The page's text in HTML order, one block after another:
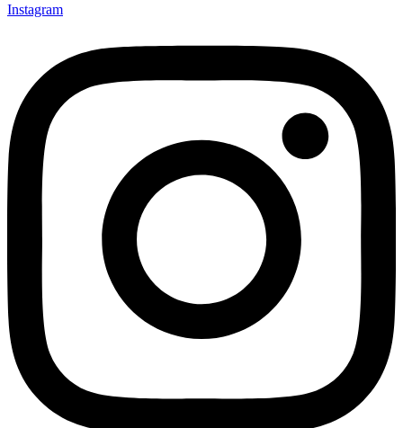
Instagram